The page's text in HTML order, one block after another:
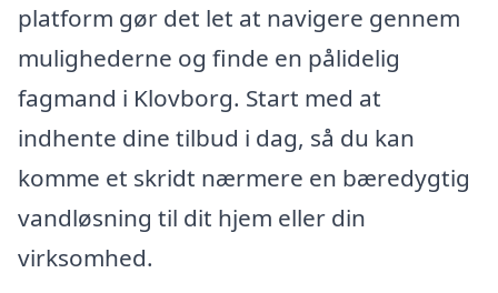
platform gør det let at navigere gennem
mulighederne og finde en pålidelig
fagmand i Klovborg. Start med at
indhente dine tilbud i dag, så du kan
komme et skridt nærmere en bæredygtig
vandløsning til dit hjem eller din
virksomhed.